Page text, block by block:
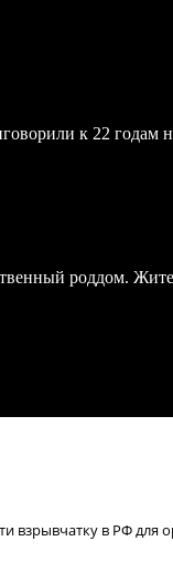
к 22 годам
роддом.
взрывчатку в РФ для